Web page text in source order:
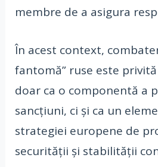
membre de a asigura
În acest context,
fantomă” ruse este
doar ca o componentă a
sancțiuni, ci și ca un
strategiei europene de
securității și stabilității